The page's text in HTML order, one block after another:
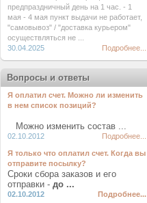
предпраздничный день на 1 час. - 1
мая - 4 мая пункт выдачи не работает,
"самовывоз" / "доставка курьером"
осуществляться не ...
30.04.2025
Подробнее...
Вопросы и ответы
Я оплатил счет. Можно ли изменить
в нем список позиций?
Можно изменить состав ...
02.10.2012 Подробнее...
Я только что оплатил счет. Когда вы
отправите посылку?
Сроки сбора заказов и его
отправки - до ...
02.10.2012 Подробнее...